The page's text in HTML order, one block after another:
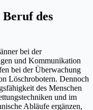
des
bei der
und Kommunikation
bei der Überwachung
Löschrobotern. Dennoch
des Menschen
und im
Abläufe ergänzen,